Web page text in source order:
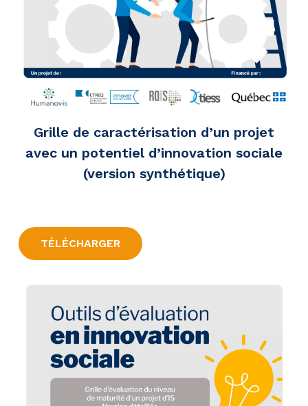
Grille de caractérisation d’un projet
avec un potentiel d’innovation sociale
(version synthétique)
TÉLÉCHARGER